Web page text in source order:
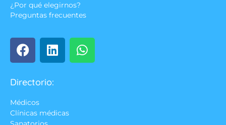
¿Por qué elegirnos?
Preguntas frecuentes
Directorio:
Médicos
Clínicas médicas